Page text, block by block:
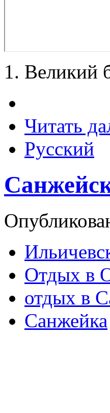
1. Великий
Читать
Русский
Отдых в
отдых в
Санжейка